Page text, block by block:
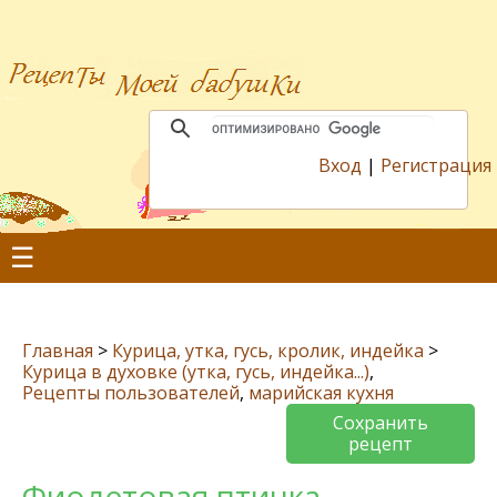
Вход | Регистрация
☰
Главная > Курица, утка, гусь, кролик, индейка >
Курица в духовке (утка, гусь, индейка...),
Рецепты пользователей, марийская кухня
Сохранить
рецепт